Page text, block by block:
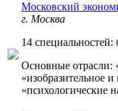
Московский
г. Москва
14 специальностей:
Основные отрасли:
«изобразительное
«психологические